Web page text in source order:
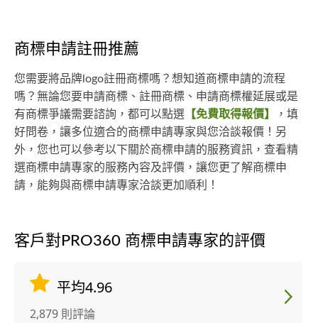
商標申請註冊推薦
您需要將品牌logo註冊商標嗎？想知道商標申請的流程
嗎？無論您要申請商標、註冊商標、申請商標權延展或是
有商標爭議需要諮詢，都可以點選 【免費取得報價】
，填
好問卷，讓多位適合的商標申請專家與您洽談報價！另
外，您也可以參考以下關於商標申請的服務資訊，查看精
選商標申請專家的服務內容及評價，讓您更了解商標申
請，能夠與商標申請專家洽談更加順利！
客戶對PRO360 商標申請專家的評價
平均4.96
2,879 則評論